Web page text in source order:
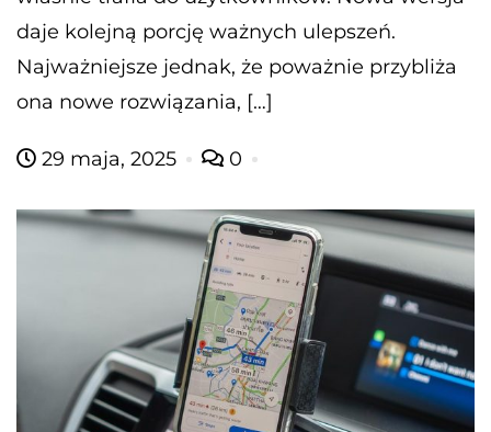
daje kolejną porcję ważnych ulepszeń.
Najważniejsze jednak, że poważnie przybliża
ona nowe rozwiązania, […]
29 maja, 2025 0